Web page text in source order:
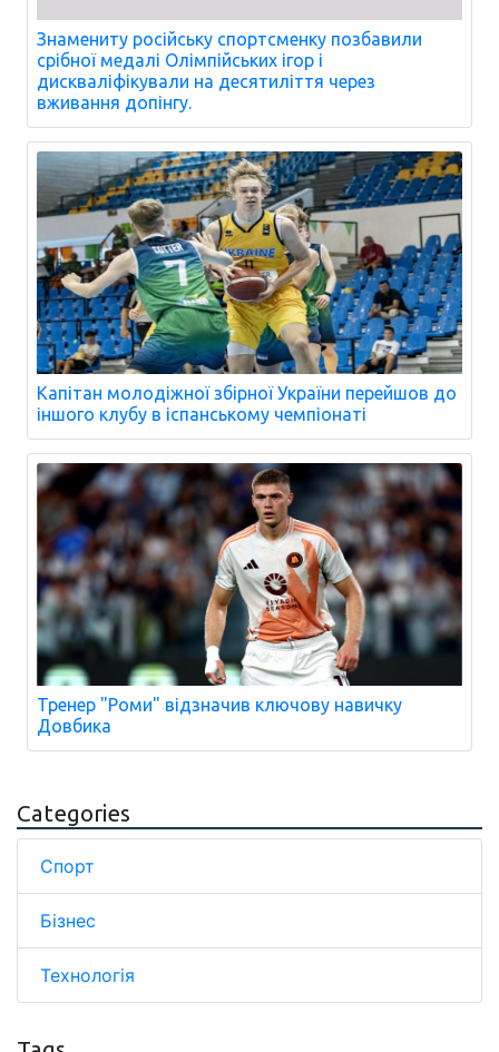
Знамениту російську спортсменку позбавили
срібної медалі Олімпійських ігор і
дискваліфікували на десятиліття через
вживання допінгу.
Капітан молодіжної збірної України перейшов до
іншого клубу в іспанському чемпіонаті
Тренер "Роми" відзначив ключову навичку
Довбика
Categories
Спорт
Бізнес
Технологія